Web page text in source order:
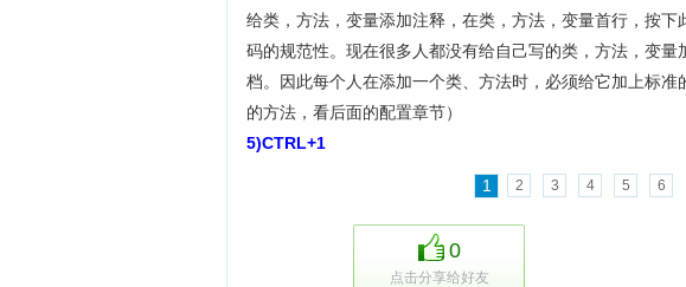
给类，方法，变量添加注释，在类，方法，变量首行，按
码的规范性。现在很多人都没有给自己写的类，方法，变
档。因此每个人在添加一个类、方法时，必须给它加上标
的方法，看后面的配置章节）
5)CTRL+1
1 2 3 4 5 6
0
点击分享给好友